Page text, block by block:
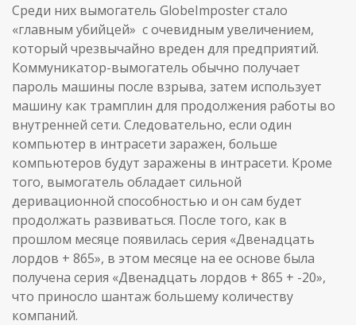
Среди них вымогатель GlobeImposter стало
«главным убийцей» с очевидным увеличением,
который чрезвычайно вреден для предприятий.
Коммуникатор-вымогатель обычно получает
пароль машины после взрыва, затем использует
машину как трамплин для продолжения работы во
внутренней сети. Следовательно, если один
компьютер в интрасети заражен, больше
компьютеров будут заражены в интрасети. Кроме
того, вымогатель обладает сильной
деривационной способностью и он сам будет
продолжать развиваться. После того, как в
прошлом месяце появилась серия «Двенадцать
лордов + 865», в этом месяце на ее основе была
получена серия «Двенадцать лордов + 865 + -20»,
что приносло шантаж большему количеству
компаний.